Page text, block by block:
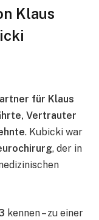
Klaus
für Klaus
Vertrauter
. Kubicki war
, der in
kennen – zu einer